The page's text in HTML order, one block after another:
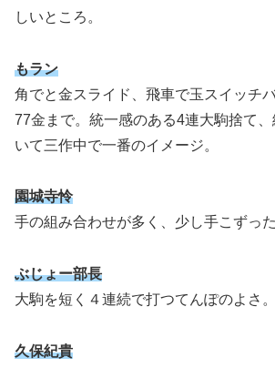
しいところ。
もラン
角でと金スライド、飛車で玉スイッチ
77金まで。統一感のある4連大駒捨て
いて三作中で一番のイメージ。
園城寺怜
手の組み合わせが多く、少し手こずった
ぶじょー部長
大駒を短く４連続で打つてんぽのよさ。
久保紀貴